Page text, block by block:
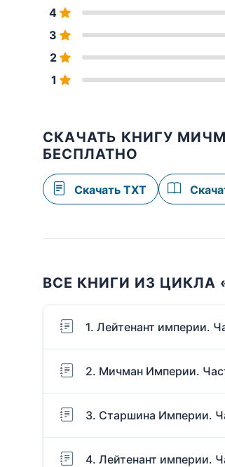
4
3
2
1
СКАЧАТЬ КНИГУ
БЕСПЛАТНО
Скачать TXT
ВСЕ КНИГИ ИЗ ЦИКЛА
1. Лейтенант империи.
2. Мичман Империи.
3. Старшина Империи.
4. Лейтенант империи.